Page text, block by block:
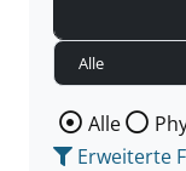
Wählen Sie
Alle
Erweiterte